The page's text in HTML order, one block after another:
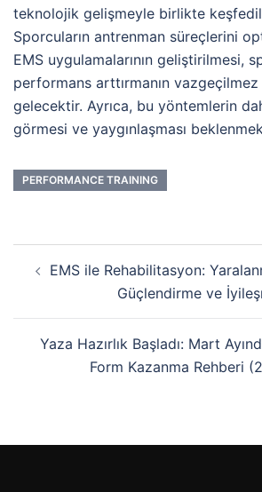
teknolojik gelişmeyle birlikte
Sporcuların antrenman süreçlerini
EMS uygulamalarının geliştirilmesi,
performans arttırmanın
gelecektir. Ayrıca, bu yöntemlerin
görmesi ve yaygınlaşması
PERFORMANCE TRAINING
EMS ile Rehabilitasyon:
Güçlendirme ve
Yaza Hazırlık Başladı: Mart
Form Kazanma Rehberi